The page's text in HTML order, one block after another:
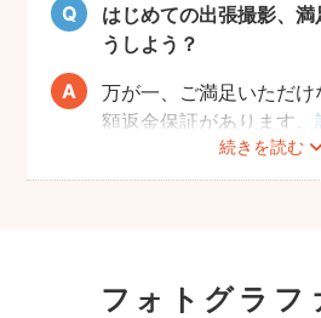
はじめての出張撮影、
うしよう？
続きを読む
万が一、ご満足いただ
額返金保証があります。
フォトグラフ